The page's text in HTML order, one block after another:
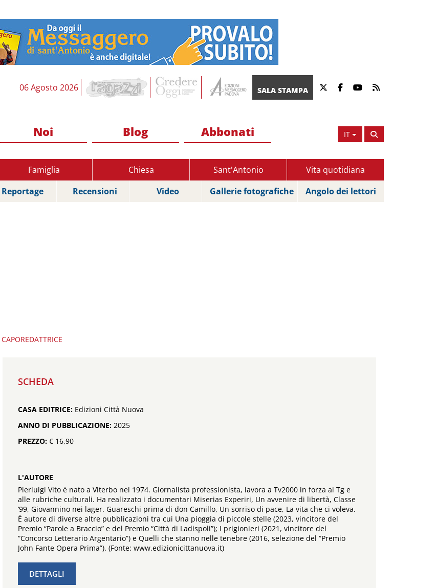
06 Agosto 2026 SALA STAMPA
IT
Noi Blog Abbonati
Famiglia Chiesa Sant'Antonio
Vita quotidiana
Reportage Recensioni Video Gallerie fotografiche Angolo dei lettori
CAPOREDATTRICE
SCHEDA
CASA EDITRICE: Edizioni Città Nuova
ANNO DI PUBBLICAZIONE: 2025
PREZZO: € 16,90
L'AUTORE
Pierluigi Vito è nato a Viterbo nel 1974. Giornalista professionista, lavora a Tv2000 in forza al Tg e
alle rubriche culturali. Ha realizzato i documentari Miserias Experiri, Un avvenire di libertà, Classe
’99, Giovannino nei lager. Guareschi prima di don Camillo, Un sorriso di pace, La vita che ci voleva.
È autore di diverse altre pubblicazioni tra cui Una pioggia di piccole stelle (2023, vincitore del
Premio “Parole a Braccio” e del Premio “Città di Ladispoli”); I prigionieri (2021, vincitore del
“Concorso Letterario Argentario”) e Quelli che stanno nelle tenebre (2016, selezione del “Premio
John Fante Opera Prima”). (Fonte: www.edizionicittanuova.it)
DETTAGLI